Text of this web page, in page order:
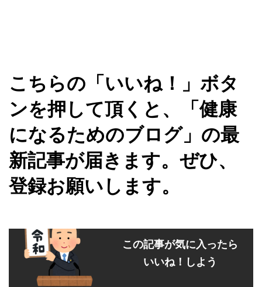
こちらの「いいね！」ボタ
ンを押して頂くと、「健康
になるためのブログ」の最
新記事が届きます。ぜひ、
登録お願いします。
この記事が気に入ったら
いいね！しよう